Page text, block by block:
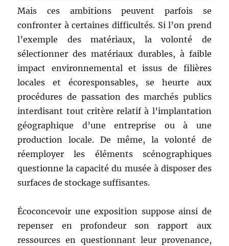
Mais ces ambitions peuvent parfois se
confronter à certaines difficultés. Si l’on prend
l’exemple des matériaux, la volonté de
sélectionner des matériaux durables, à faible
impact environnemental et issus de filières
locales et écoresponsables, se heurte aux
procédures de passation des marchés publics
interdisant tout critère relatif à l’implantation
géographique d’une entreprise ou à une
production locale. De même, la volonté de
réemployer les éléments scénographiques
questionne la capacité du musée à disposer des
surfaces de stockage suffisantes.
Écoconcevoir une exposition suppose ainsi de
repenser en profondeur son rapport aux
ressources en questionnant leur provenance,